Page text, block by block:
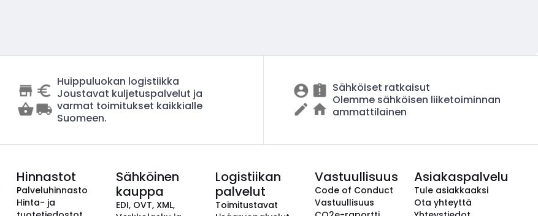
Huippuluokan logistiikka
Joustavat kuljetuspalvelut ja
varmat toimitukset kaikkialle
Suomeen.
Sähköiset ratkaisut
Olemme sähköisen liiketoiminnan
ammattilainen
Hinnastot
Palveluhinnasto
Hinta- ja
Sähköinen
kauppa
EDI, OVT, XML,
Logistiikan
palvelut
Toimitustavat
Vastuullisuus
Code of Conduct
Vastuullisuus
Asiakaspalvelu
Tule asiakkaaksi
Ota yhteyttä